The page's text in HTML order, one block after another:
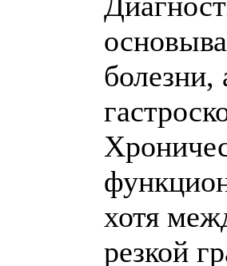
болезни,
хотя
резкой